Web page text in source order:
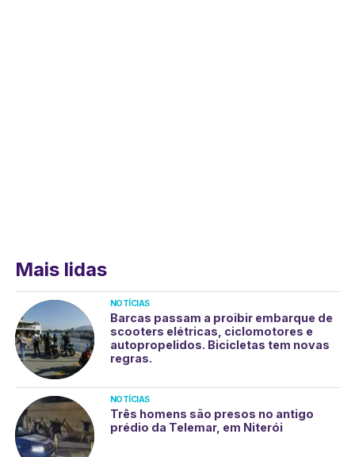
Mais lidas
NOTÍCIAS
Barcas passam a proibir embarque de
scooters elétricas, ciclomotores e
autopropelidos. Bicicletas tem novas
regras.
NOTÍCIAS
Três homens são presos no antigo
prédio da Telemar, em Niterói